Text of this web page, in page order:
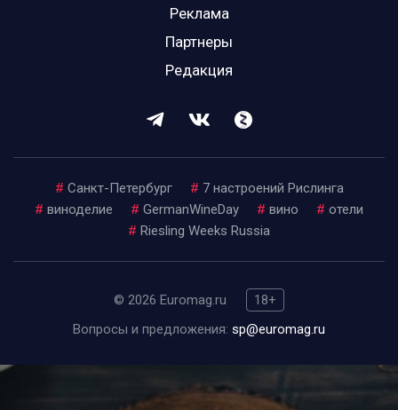
Реклама
Партнеры
Редакция
# Санкт-Петербург # 7 настроений Рислинга
# виноделие # GermanWineDay # вино # отели
# Riesling Weeks Russia
© 2026 Euromag.ru
18+
Вопросы и предложения: sp@euromag.ru